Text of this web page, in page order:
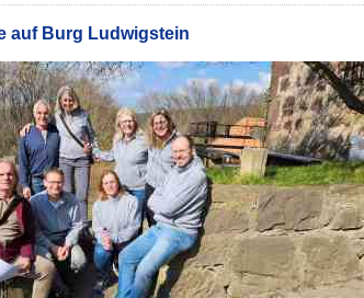
auf Burg Ludwigstein